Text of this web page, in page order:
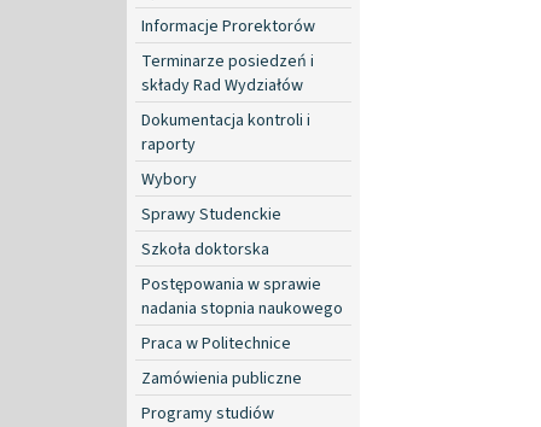
Informacje Prorektorów
Terminarze posiedzeń i
składy Rad Wydziałów
Dokumentacja kontroli i
raporty
Wybory
Sprawy Studenckie
Szkoła doktorska
Postępowania w sprawie
nadania stopnia naukowego
Praca w Politechnice
Zamówienia publiczne
Programy studiów